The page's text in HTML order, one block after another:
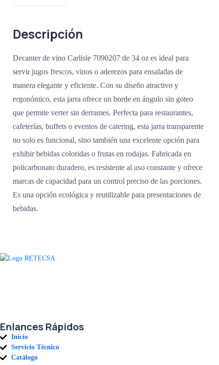
Descripción
Decanter de vino Carlisle 7090207 de 34 oz es ideal para
servir jugos frescos, vinos o aderezos para ensaladas de
manera elegante y eficiente. Con su diseño atractivo y
ergonómico, esta jarra ofrece un borde en ángulo sin goteo
que permite verter sin derrames. Perfecta para restaurantes,
cafeterías, buffets o eventos de catering, esta jarra transparente
no solo es funcional, sino también una excelente opción para
exhibir bebidas coloridas o frutas en rodajas. Fabricada en
policarbonato duradero, es resistente al uso constante y ofrece
marcas de capacidad para un control preciso de las porciones.
Es una opción ecológica y reutilizable para presentaciones de
bebidas.
Enlances Rápidos
Inicio
Servicio Técnico
Catálogo